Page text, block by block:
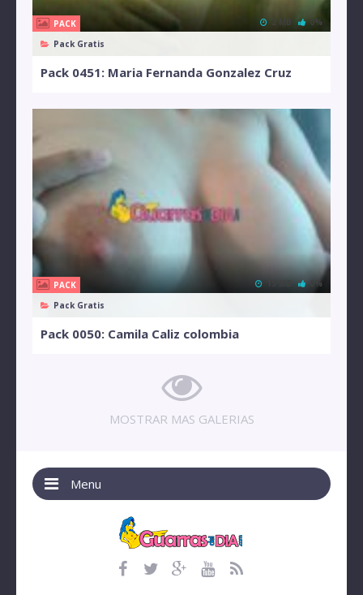
PACK
Pack Gratis
2 MB 0%
Pack 0451: Maria Fernanda Gonzalez Cruz
PACK
Pack Gratis
0%
Pack 0050: Camila Caliz colombia
MOSTRAR MAS GALERIAS
Menu